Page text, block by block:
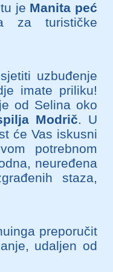
je Manita peć
za turističke
uzbuđenje
imate priliku!
od Selina oko
Modrič. U
će Vas iskusni
potrebnom
neuređena
staza,
preporučit
udaljen od